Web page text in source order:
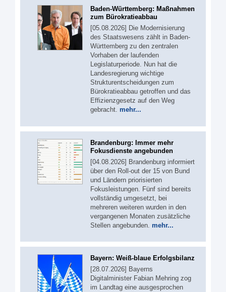
Baden-Württemberg: Maßnahmen
zum Bürokratieabbau
[05.08.2026] Die Modernisierung
des Staatswesens zählt in Baden-
Württemberg zu den zentralen
Vorhaben der laufenden
Legislaturperiode. Nun hat die
Landesregierung wichtige
Strukturentscheidungen zum
Bürokratieabbau getroffen und das
Effizienzgesetz auf den Weg
gebracht. mehr...
Brandenburg: Immer mehr
Fokusdienste angebunden
[04.08.2026] Brandenburg informiert
über den Roll-out der 15 von Bund
und Ländern priorisierten
Fokusleistungen. Fünf sind bereits
vollständig umgesetzt, bei
mehreren weiteren wurden in den
vergangenen Monaten zusätzliche
Stellen angebunden. mehr...
Bayern: Weiß-blaue Erfolgsbilanz
[28.07.2026] Bayerns
Digitalminister Fabian Mehring zog
im Landtag eine ausgesprochen